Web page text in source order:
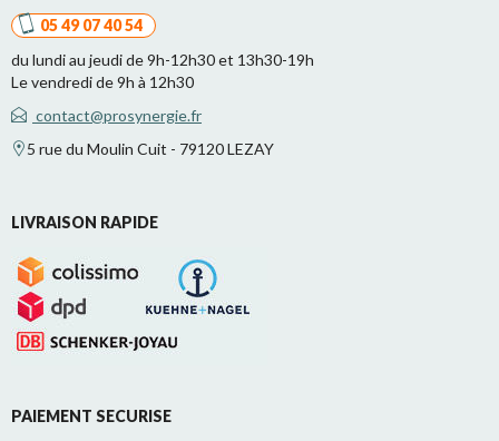
05 49 07 40 54
du lundi au jeudi de 9h-12h30 et 13h30-19h
Le vendredi de 9h à 12h30
contact@prosynergie.fr
5 rue du Moulin Cuit - 79120 LEZAY
LIVRAISON RAPIDE
PAIEMENT SECURISE